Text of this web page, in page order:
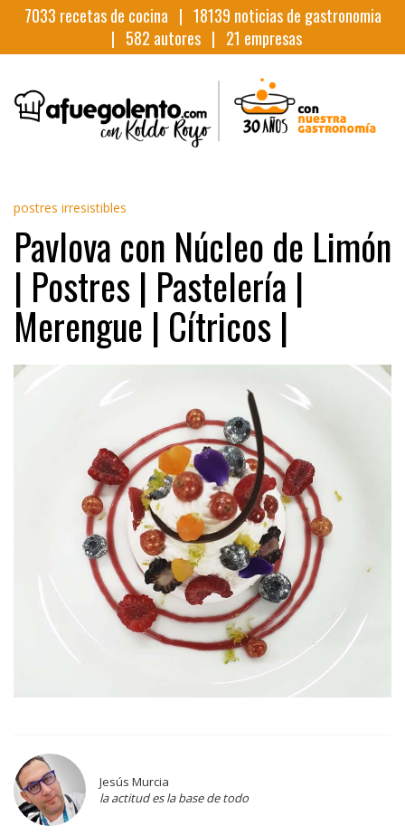
7033 recetas de cocina | 18139 noticias de gastronomia
| 582 autores | 21 empresas
postres irresistibles
Pavlova con Núcleo de Limón
| Postres | Pastelería |
Merengue | Cítricos |
Jesús Murcia
la actitud es la base de todo